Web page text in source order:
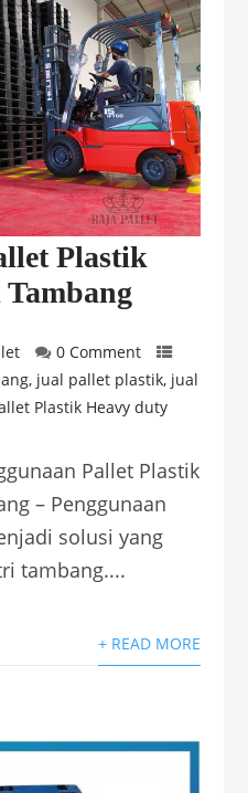
Plastik
0 Comment
, jual pallet plastik, jual
Plastik Heavy duty
Pallet Plastik
– Penggunaan
solusi yang
tambang....
+ READ MORE